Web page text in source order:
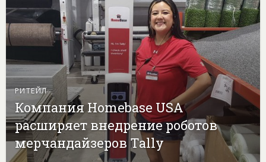
РИТЕЙЛ
Компания Homebase USA
расширяет внедрение роботов
мерчандайзеров Tally